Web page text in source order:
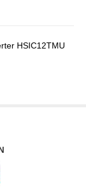
HSIC12TMU